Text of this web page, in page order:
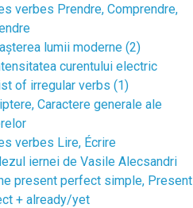
verbes Prendre, Comprendre,
lumii moderne (2)
curentului electric
of irregular verbs (1)
Caractere generale ale
verbes Lire, Écrire
iernei de Vasile Alecsandri
present perfect simple, Present
+ already/yet